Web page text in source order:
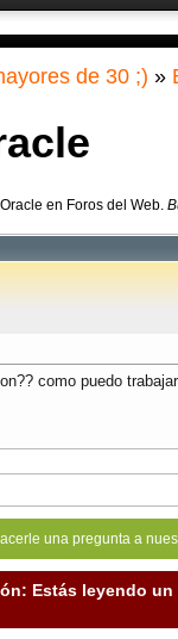
de 30 ;) »
en Foros del Web.
como puedo
una pregunta a
Estás leyendo un